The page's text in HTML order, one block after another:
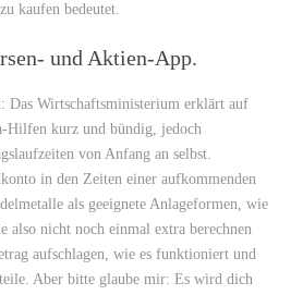
kaufen bedeutet.
und Aktien-App.
Das Wirtschaftsministerium erklärt auf
Hilfen kurz und bündig, jedoch
von Anfang an selbst.
in den Zeiten einer aufkommenden
als geeignete Anlageformen, wie
also nicht noch einmal extra berechnen
aufschlagen, wie es funktioniert und
Aber bitte glaube mir: Es wird dich